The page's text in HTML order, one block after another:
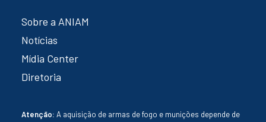
Sobre a ANIAM
Notícias
Mídia Center
Diretoria
Atenção: A aquisição de armas de fogo e munições depende de